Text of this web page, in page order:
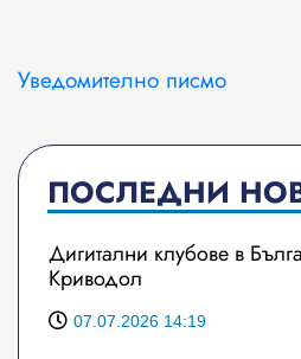
Уведомително писмо
ПОСЛЕДНИ
Дигитални клубове в
Криводол
07.07.2026 14:19